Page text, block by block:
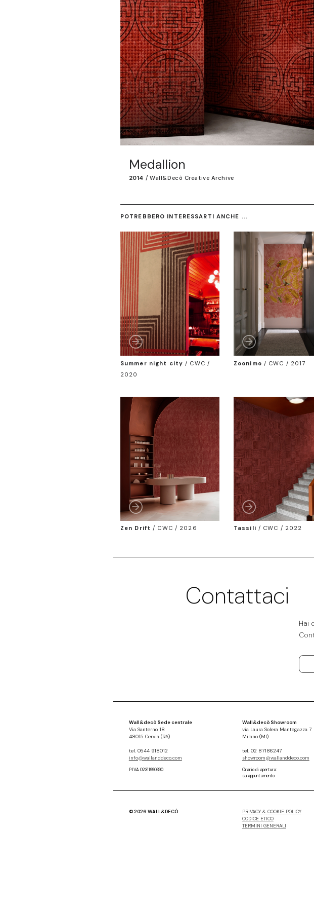
Medallion
2014 / Wall&decò Creative Archive
POTREBBERO INTERESSARTI ANCHE ...
Summer night city / CWC /
2020
Zoonimo / CWC / 2017
Zen Drift / CWC / 2026 Tassili / CWC / 2022
Contattaci
Hai
Wall&decò Sede centrale
Via Santerno 18
48015 Cervia (RA)
tel. 0544 918012
info@wallanddeco.com
P.IVA 02311990390
Wall&decò Showroom
via Laura Solera Mantegazza 7
Milano (MI)
tel. 02 87186247
showroom@wallanddeco.com
Orario di apertura:
su appuntamento
© 2026 WALL&DECÒ
PRIVACY & COOKIE POLICY
CODICE ETICO
TERMINI GENERALI